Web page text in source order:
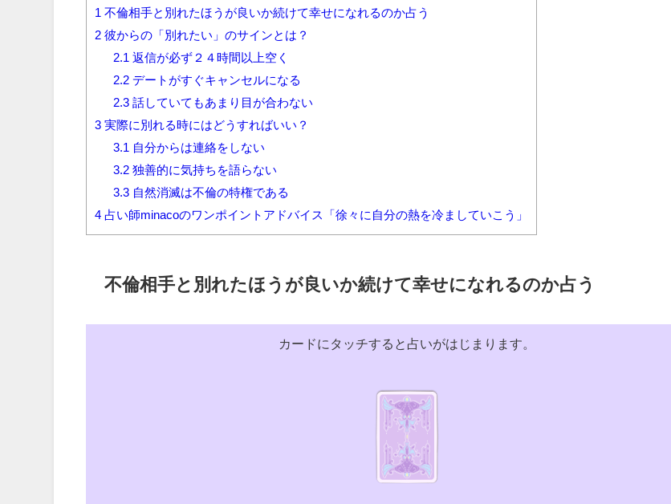
1 不倫相手と別れたほうが良いか続けて幸せになれるのか占う
2 彼からの「別れたい」のサインとは？
2.1 返信が必ず２４時間以上空く
2.2 デートがすぐキャンセルになる
2.3 話していてもあまり目が合わない
3 実際に別れる時にはどうすればいい？
3.1 自分からは連絡をしない
3.2 独善的に気持ちを語らない
3.3 自然消滅は不倫の特権である
4 占い師minacoのワンポイントアドバイス「徐々に自分の熱を冷ましていこう」
不倫相手と別れたほうが良いか続けて幸せになれるのか占う
カードにタッチすると占いがはじまります。